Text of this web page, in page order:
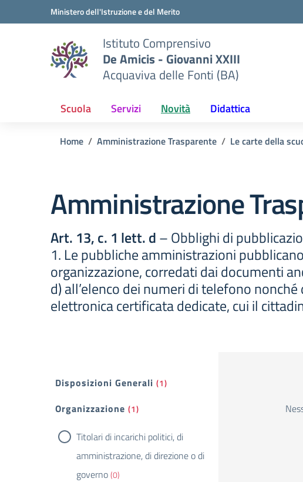
Vai ai contenuti
Vai al menu di navigazioneMinistero dell'Istruzione e del Merito
Istituto Comprensivo
De Amicis - Giovanni XXIII
Acquaviva delle Fonti (BA)
Scuola Servizi Novità Didattica
Home Amministrazione Trasparente Le carte della
Amministrazione
Art. 13, c. 1 lett. d– Obblighi di
1. Le pubbliche amministrazioni
organizzazione, corredati dai documenti
d) all’elenco dei numeri di telefono
elettronica certificata dedicate, cui il
Filtri
Disposizioni Generali (1)
Organizzazione (1)
Titolari di incarichi politici, di
amministrazione, di direzione o di
governo(0)